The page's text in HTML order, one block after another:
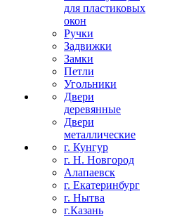
для пластиковых
окон
Ручки
Задвижки
Замки
Петли
Угольники
Двери
деревянные
Двери
металлические
г. Кунгур
г. Н. Новгород
Алапаевск
г. Екатеринбург
г. Нытва
г.Казань